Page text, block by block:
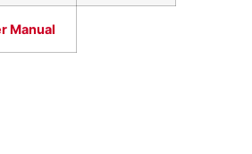
Manual